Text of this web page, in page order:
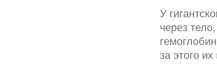
У
через
за этого